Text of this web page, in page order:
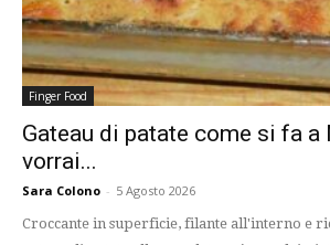
Finger Food
Gateau di patate come si fa a
vorrai...
Sara Colono - 5 Agosto 2026
Croccante in superficie, filante all'interno e